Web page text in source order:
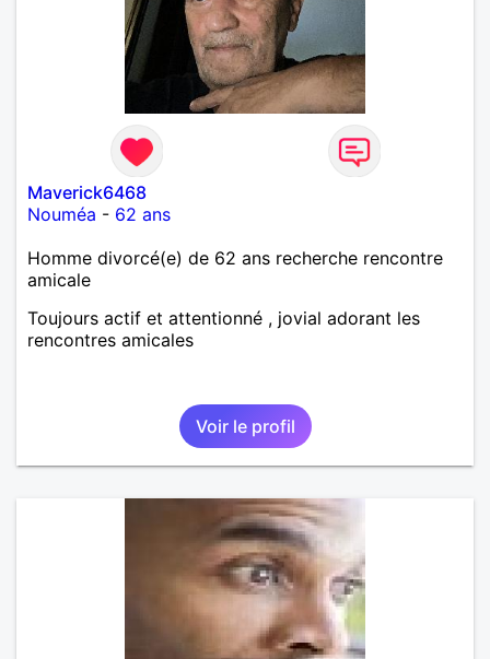
Maverick6468
Nouméa - 62 ans
Homme divorcé(e) de 62 ans recherche rencontre
amicale
Toujours actif et attentionné , jovial adorant les
rencontres amicales
Voir le profil